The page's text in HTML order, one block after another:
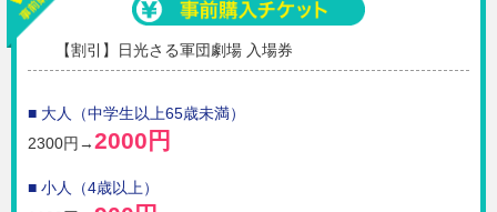
【割引】日光さる軍団劇場 入場券
■ 大人（中学生以上65歳未満）
2300円→2000円
■ 小人（4歳以上）